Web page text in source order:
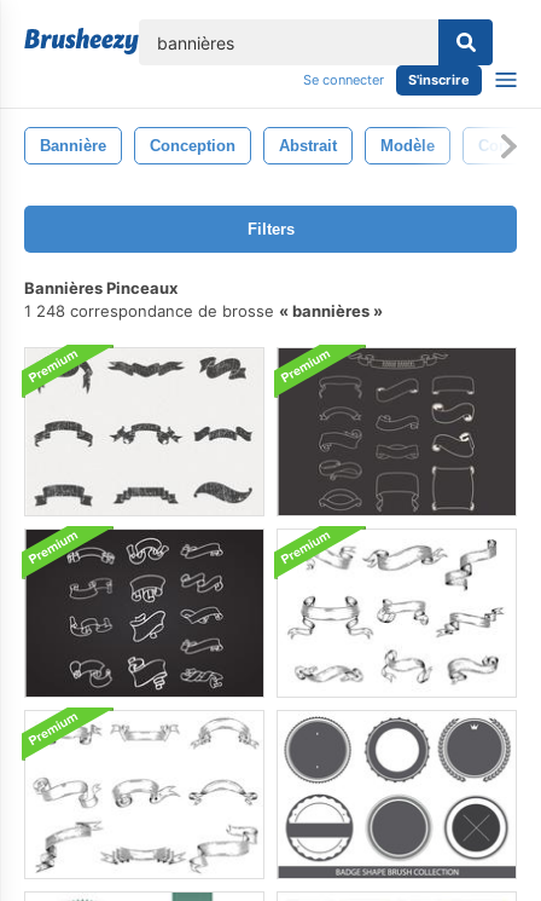
Se connecter S'inscrire
Bannière Conception Abstrait Modèle
Filters
Bannières Pinceaux
1 248 correspondance de brosse
bannières